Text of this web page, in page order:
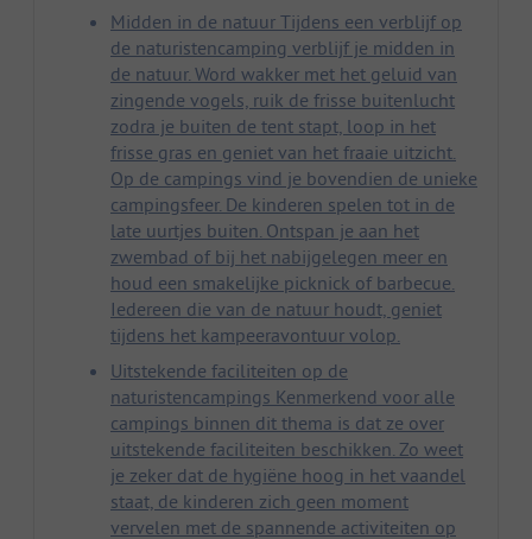
Midden in de natuur Tijdens een verblijf op
de naturistencamping verblijf je midden in
de natuur. Word wakker met het geluid van
zingende vogels, ruik de frisse buitenlucht
zodra je buiten de tent stapt, loop in het
frisse gras en geniet van het fraaie uitzicht.
Op de campings vind je bovendien de unieke
campingsfeer. De kinderen spelen tot in de
late uurtjes buiten. Ontspan je aan het
zwembad of bij het nabijgelegen meer en
houd een smakelijke picknick of barbecue.
Iedereen die van de natuur houdt, geniet
tijdens het kampeeravontuur volop.
Uitstekende faciliteiten op de
naturistencampings Kenmerkend voor alle
campings binnen dit thema is dat ze over
uitstekende faciliteiten beschikken. Zo weet
je zeker dat de hygiëne hoog in het vaandel
staat, de kinderen zich geen moment
vervelen met de spannende activiteiten op